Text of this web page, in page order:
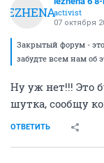
LEZHENAactivist
07 октября
Закрытый форум - это
забудте всем нам об
Ну уж нет!!! Это
шутка, сообщу
ОТВЕТИТЬ